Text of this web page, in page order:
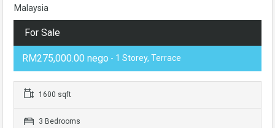
Malaysia
For Sale
RM275,000.00 nego - 1 Storey, Terrace
1600 sqft
3 Bedrooms